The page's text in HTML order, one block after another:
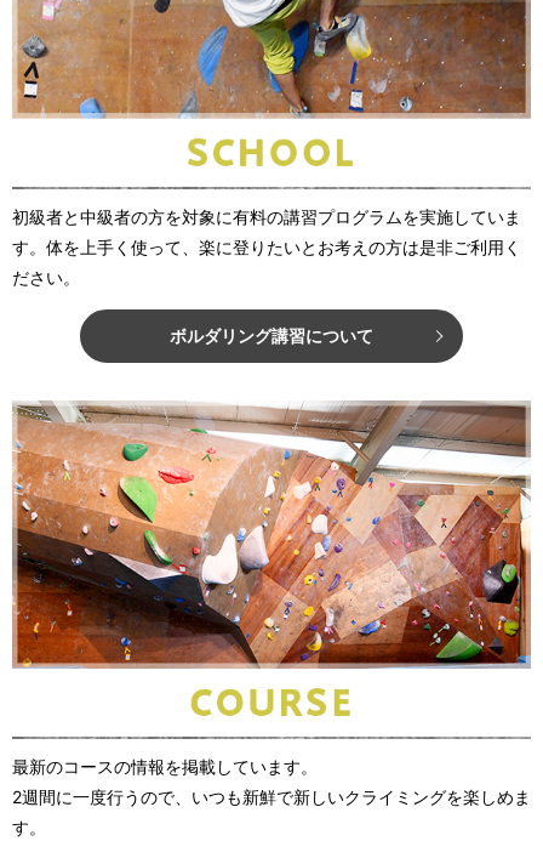
初級者と中級者の方を対象に有料の講習プログラムを実施していま
す。体を上手く使って、楽に登りたいとお考えの方は是非ご利用く
ださい。
ボルダリング講習について
最新のコースの情報を掲載しています。
2週間に一度行うので、いつも新鮮で新しいクライミングを楽しめま
す。